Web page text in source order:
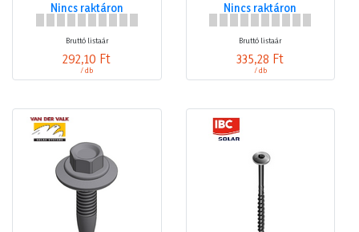
Nincs raktáron
Bruttó listaár
292,10 Ft
/ db
Nincs raktáron
Bruttó listaár
335,28 Ft
/ db